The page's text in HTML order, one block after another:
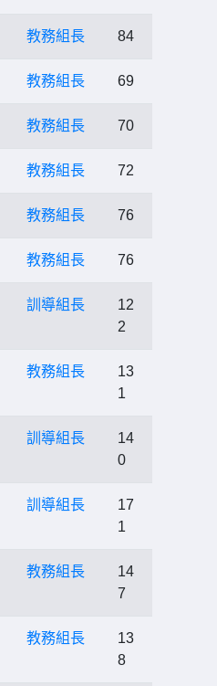
教務組長 84
教務組長 69
教務組長 70
教務組長 72
教務組長 76
教務組長 76
訓導組長
12
2
教務組長
13
1
訓導組長
14
0
訓導組長
17
1
教務組長
14
7
教務組長
13
8